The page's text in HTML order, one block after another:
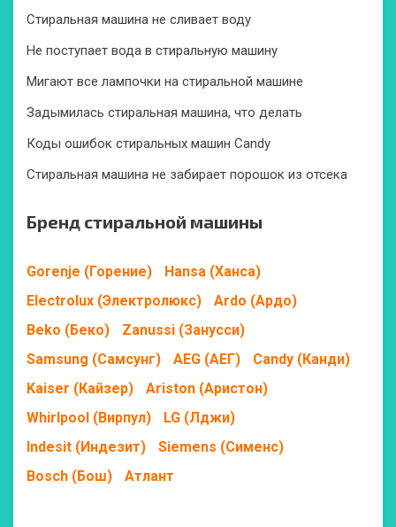
Стиральная машина не сливает воду
Не поступает вода в стиральную машину
Мигают все лампочки на стиральной машине
Задымилась стиральная машина, что делать
Коды ошибок стиральных машин Candy
Стиральная машина не забирает порошок из отсека
Бренд стиральной машины
Gorenje (Горение)
Hansa (Ханса)
Electrolux (Электролюкс)
Ardo (Ардо)
Beko (Беко)
Zanussi (Занусси)
Samsung (Самсунг)
AEG (АЕГ)
Candy (Канди)
Kaiser (Кайзер)
Ariston (Аристон)
Whirlpool (Вирпул)
LG (Лджи)
Indesit (Индезит)
Siemens (Сименс)
Bosch (Бош)
Атлант